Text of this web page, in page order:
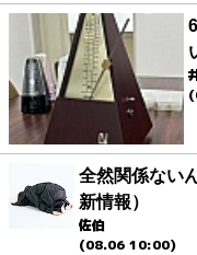
全然関係ない
新情報）
佐伯
(08.06 10:00)